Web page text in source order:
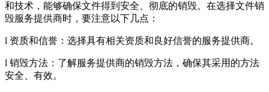
和技术，能够确保文件得到安全、彻底的销毁。在选择文件销
毁服务提供商时，要注意以下几点：
l 资质和信誉：选择具有相关资质和良好信誉的服务提供商。
l 销毁方法：了解服务提供商的销毁方法，确保其采用的方法
安全、有效。